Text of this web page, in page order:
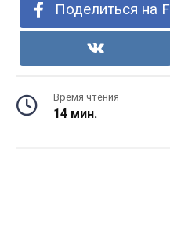
Поделиться на
Время чтения
14 мин.